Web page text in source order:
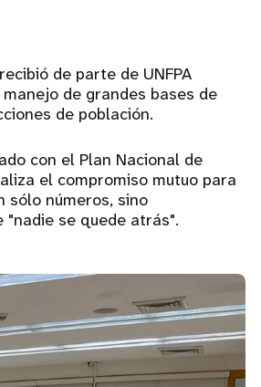
de parte de UNFPA
de grandes bases de
de población.
con el Plan Nacional de
el compromiso mutuo para
sólo números, sino
se quede atrás".